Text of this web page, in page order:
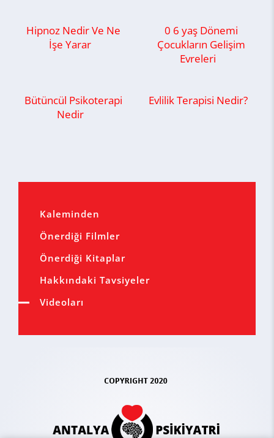
Hipnoz Nedir Ve Ne
İşe Yarar
0 6 yaş Dönemi
Çocukların Gelişim
Evreleri
Bütüncül Psikoterapi
Nedir
Evlilik Terapisi Nedir?
Kaleminden
Önerdiği Filmler
Önerdiği Kitaplar
Hakkındaki Tavsiyeler
Videoları